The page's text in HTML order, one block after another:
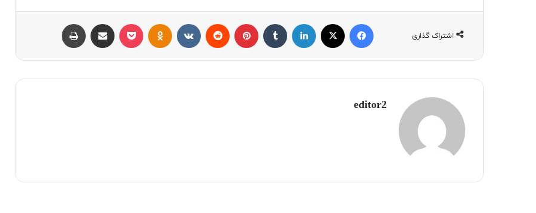
اشتراک گذاری
editor2